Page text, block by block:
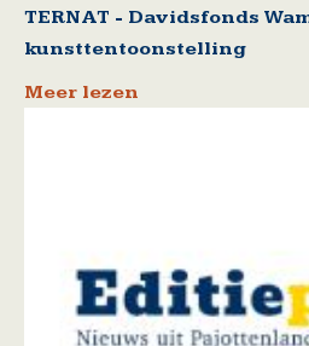
TERNAT - Davidsfonds
kunsttentoonstelling
Meer lezen